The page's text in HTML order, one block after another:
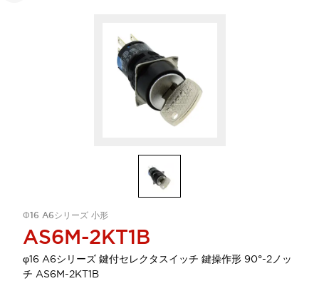
Φ16 A6シリーズ 小形
AS6M-2KT1B
φ16 A6シリーズ 鍵付セレクタスイッチ 鍵操作形 90°-2ノッ
チ AS6M-2KT1B